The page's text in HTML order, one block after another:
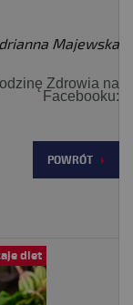
Majewska
Zdrowia na
Facebooku:
POWRÓT
diet